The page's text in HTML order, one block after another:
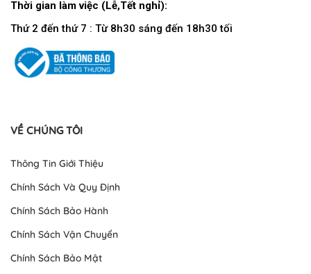
Thời gian làm việc (Lễ,Tết nghỉ):
Thứ 2 đến thứ 7 : Từ 8h30 sáng đến 18h30 tối
VỀ CHÚNG TÔI
Thông Tin Giới Thiệu
Chính Sách Và Quy Định
Chính Sách Bảo Hành
Chính Sách Vận Chuyển
Chính Sách Bảo Mật